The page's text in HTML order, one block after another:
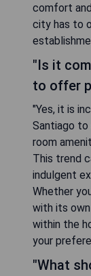
comfort
city has to
"Is it
to offer
"Yes, it is
Santiago
room
This trend
indulgent
Whether
with its
within the
your
"What